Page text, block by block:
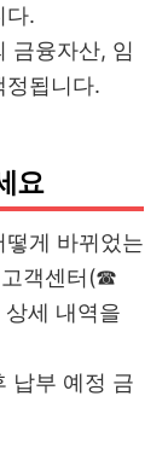
다.
금융자산, 임
정됩니다.
요
게 바뀌었는
고객센터(☎
세 내역을
납부 예정 금